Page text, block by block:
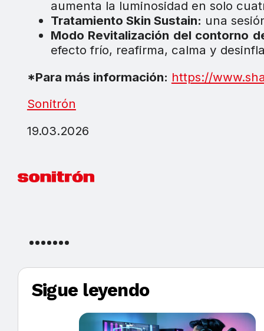
aumenta la luminosidad en solo
Tratamiento Skin Sustain: una
Modo Revitalización del contorno
efecto frío, reafirma, calma y
*Para más información: https://
Sonitrón
19.03.2026
Sigue leyendo